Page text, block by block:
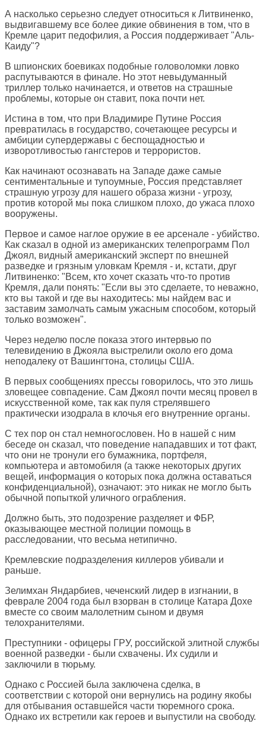
А насколько серьезно следует относиться к Литвиненко,
выдвигавшему все более дикие обвинения в том, что в
Кремле царит педофилия, а Россия поддерживает "Аль-
Каиду"?
В шпионских боевиках подобные головоломки ловко
распутываются в финале. Но этот невыдуманный
триллер только начинается, и ответов на страшные
проблемы, которые он ставит, пока почти нет.
Истина в том, что при Владимире Путине Россия
превратилась в государство, сочетающее ресурсы и
амбиции супердержавы с беспощадностью и
изворотливостью гангстеров и террористов.
Как начинают осознавать на Западе даже самые
сентиментальные и тупоумные, Россия представляет
страшную угрозу для нашего образа жизни - угрозу,
против которой мы пока слишком плохо, до ужаса плохо
вооружены.
Первое и самое наглое оружие в ее арсенале - убийство.
Как сказал в одной из американских телепрограмм Пол
Джоял, видный американский эксперт по внешней
разведке и грязным уловкам Кремля - и, кстати, друг
Литвиненко: "Всем, кто хочет сказать что-то против
Кремля, дали понять: "Если вы это сделаете, то неважно,
кто вы такой и где вы находитесь: мы найдем вас и
заставим замолчать самым ужасным способом, который
только возможен".
Через неделю после показа этого интервью по
телевидению в Джояла выстрелили около его дома
неподалеку от Вашингтона, столицы США.
В первых сообщениях прессы говорилось, что это лишь
зловещее совпадение. Сам Джоял почти месяц провел в
искусственной коме, так как пуля стрелявшего
практически изодрала в клочья его внутренние органы.
С тех пор он стал немногословен. Но в нашей с ним
беседе он сказал, что поведение нападавших и тот факт,
что они не тронули его бумажника, портфеля,
компьютера и автомобиля (а также некоторых других
вещей, информация о которых пока должна оставаться
конфиденциальной), означают: это никак не могло быть
обычной попыткой уличного ограбления.
Должно быть, это подозрение разделяет и ФБР,
оказывающее местной полиции помощь в
расследовании, что весьма нетипично.
Кремлевские подразделения киллеров убивали и
раньше.
Зелимхан Яндарбиев, чеченский лидер в изгнании, в
феврале 2004 года был взорван в столице Катара Дохе
вместе со своим малолетним сыном и двумя
телохранителями.
Преступники - офицеры ГРУ, российской элитной службы
военной разведки - были схвачены. Их судили и
заключили в тюрьму.
Однако с Россией была заключена сделка, в
соответствии с которой они вернулись на родину якобы
для отбывания оставшейся части тюремного срока.
Однако их встретили как героев и выпустили на свободу.